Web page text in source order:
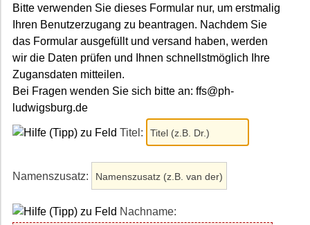
Impressum
Barrierefreiheit
Bitte verwenden Sie dieses Formular nur, um erstmalig
Ihren Benutzerzugang zu beantragen. Nachdem Sie
das Formular ausgefüllt und versand haben, werden
wir die Daten prüfen und Ihnen schnellstmöglich Ihre
Zugansdaten mitteilen.
Bei Fragen wenden Sie sich bitte an: ffs@ph-
ludwigsburg.de
Titel:
Namenszusatz:
Nachname: